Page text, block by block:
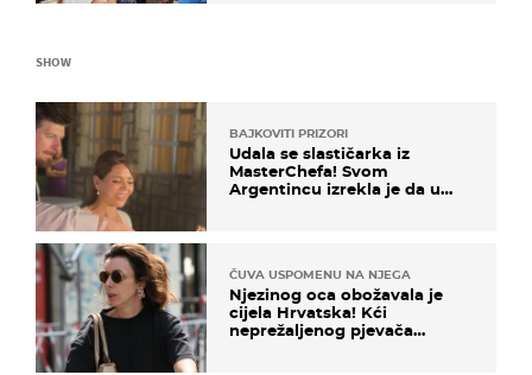
SHOW
BAJKOVITI PRIZORI
Udala se slastičarka iz
MasterChefa! Svom
Argentincu izrekla je da u
ČUVA USPOMENU NA NJEGA
Njezinog oca obožavala je
cijela Hrvatska! Kći
neprežaljenog pjevača